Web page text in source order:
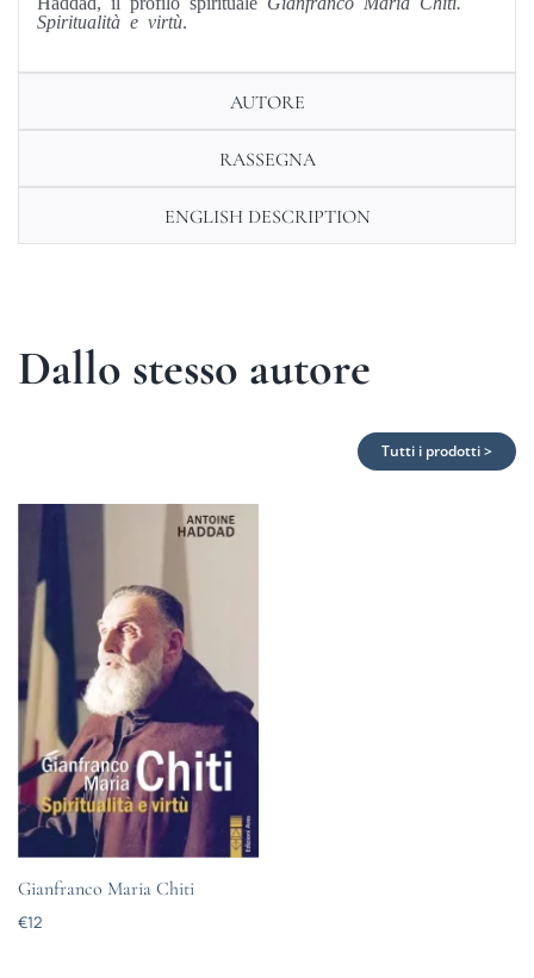
Spiritualità e virtù.
AUTORE
RASSEGNA
ENGLISH DESCRIPTION
Dallo stesso autore
Tutti i prodotti >
Gianfranco Maria Chiti
€12